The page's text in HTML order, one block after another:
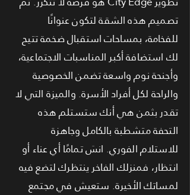
تصميم هذه الشقة لتكون عنوانًا
للفخامة، بمساحات استقبال ضخمة تتيح
لك استضافة أكبر المناسبات الاجتماعية،
وأجنحة نوم واسعة تضمن الخصوصية
والراحة لكل أفراد الأسرة. والميزة التي لا
تقدر بثمن هي أنك ستستلم هذه
التحفة متشطبة بالكامل وجاهزة
للاستلام الفوري. انسَ تمامًا أي عناء أو
انتظار، فمنزلك الفاخر ينتظرك لتضع فيه
لمساتك الأخيرة. ستعيش في مجتمع